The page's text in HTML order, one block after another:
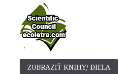
ZOBRAZIŤ KNIHY/ DIELA